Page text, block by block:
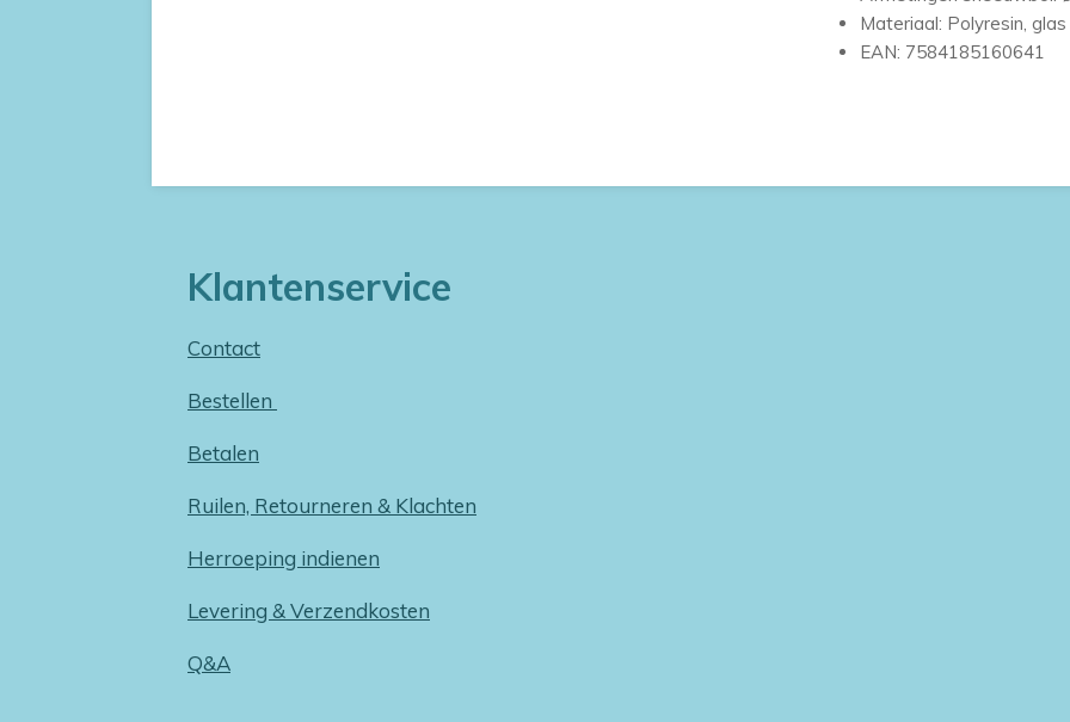
Materiaal: Polyresin, glas
EAN: 7584185160641
Klantenservice
Contact
Bestellen
Betalen
Ruilen, Retourneren & Klachten
Herroeping indienen
Levering & Verzendkosten
Q&A